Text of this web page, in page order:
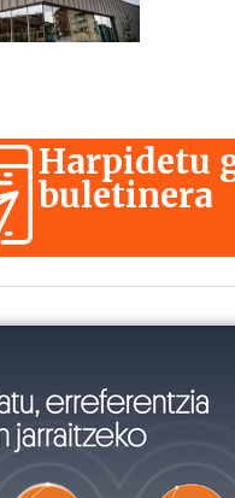
Harpidetu
buletinera